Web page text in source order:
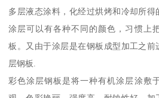
多层液态涂料，化经过烘烤和冷却所
涂层可以有各种不同的颜色，习惯上
板。又由于涂层是在钢板成型加工之
层钢板.
彩色涂层钢板是将一种有机涂层涂敷